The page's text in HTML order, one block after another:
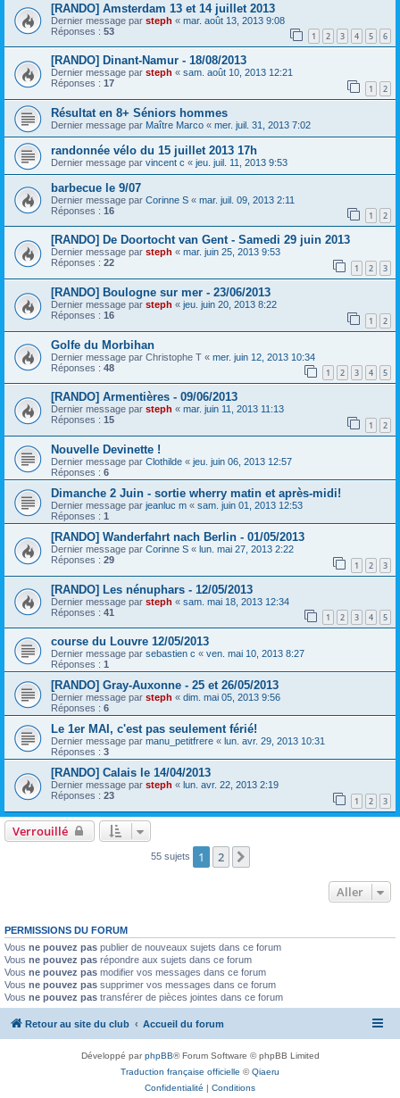
[RANDO] Amsterdam 13 et 14 juillet 2013
Dernier message par steph « mar. août 13, 2013 9:08
Réponses : 53 1 2 3 4 5 6
[RANDO] Dinant-Namur - 18/08/2013
Dernier message par steph « sam. août 10, 2013 12:21
Réponses : 17 1 2
Résultat en 8+ Séniors hommes
Dernier message par Maître Marco « mer. juil. 31, 2013 7:02
randonnée vélo du 15 juillet 2013 17h
Dernier message par vincent c « jeu. juil. 11, 2013 9:53
barbecue le 9/07
Dernier message par Corinne S « mar. juil. 09, 2013 2:11
Réponses : 16 1 2
[RANDO] De Doortocht van Gent - Samedi 29 juin 2013
Dernier message par steph « mar. juin 25, 2013 9:53
Réponses : 22 1 2 3
[RANDO] Boulogne sur mer - 23/06/2013
Dernier message par steph « jeu. juin 20, 2013 8:22
Réponses : 16 1 2
Golfe du Morbihan
Dernier message par Christophe T « mer. juin 12, 2013 10:34
Réponses : 48 1 2 3 4 5
[RANDO] Armentières - 09/06/2013
Dernier message par steph « mar. juin 11, 2013 11:13
Réponses : 15 1 2
Nouvelle Devinette !
Dernier message par Clothilde « jeu. juin 06, 2013 12:57
Réponses : 6
Dimanche 2 Juin - sortie wherry matin et après-midi!
Dernier message par jeanluc m « sam. juin 01, 2013 12:53
Réponses : 1
[RANDO] Wanderfahrt nach Berlin - 01/05/2013
Dernier message par Corinne S « lun. mai 27, 2013 2:22
Réponses : 29 1 2 3
[RANDO] Les nénuphars - 12/05/2013
Dernier message par steph « sam. mai 18, 2013 12:34
Réponses : 41 1 2 3 4 5
course du Louvre 12/05/2013
Dernier message par sebastien c « ven. mai 10, 2013 8:27
Réponses : 1
[RANDO] Gray-Auxonne - 25 et 26/05/2013
Dernier message par steph « dim. mai 05, 2013 9:56
Réponses : 6
Le 1er MAI, c'est pas seulement férié!
Dernier message par manu_petitfrere « lun. avr. 29, 2013 10:31
Réponses : 3
[RANDO] Calais le 14/04/2013
Dernier message par steph « lun. avr. 22, 2013 2:19
Réponses : 23 1 2 3
Verrouillé
55 sujets 1 2
Aller
PERMISSIONS DU FORUM
Vous ne pouvez pas publier de nouveaux sujets dans ce forum
Vous ne pouvez pas répondre aux sujets dans ce forum
Vous ne pouvez pas modifier vos messages dans ce forum
Vous ne pouvez pas supprimer vos messages dans ce forum
Vous ne pouvez pas transférer de pièces jointes dans ce forum
Retour au site du club Accueil du forum
Développé parphpBB® Forum Software © phpBB Limited
Traduction française officielle ©Qiaeru
Confidentialité
Conditions